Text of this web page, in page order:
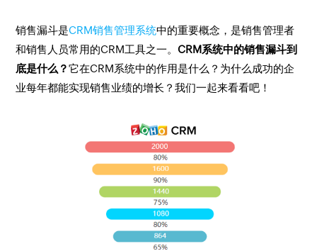
销售漏斗是CRM销售管理系统中的重要概念，是销售管理者
和销售人员常用的CRM工具之一。CRM系统中的销售漏斗到
底是什么？它在CRM系统中的作用是什么？为什么成功的企
业每年都能实现销售业绩的增长？我们一起来看看吧！